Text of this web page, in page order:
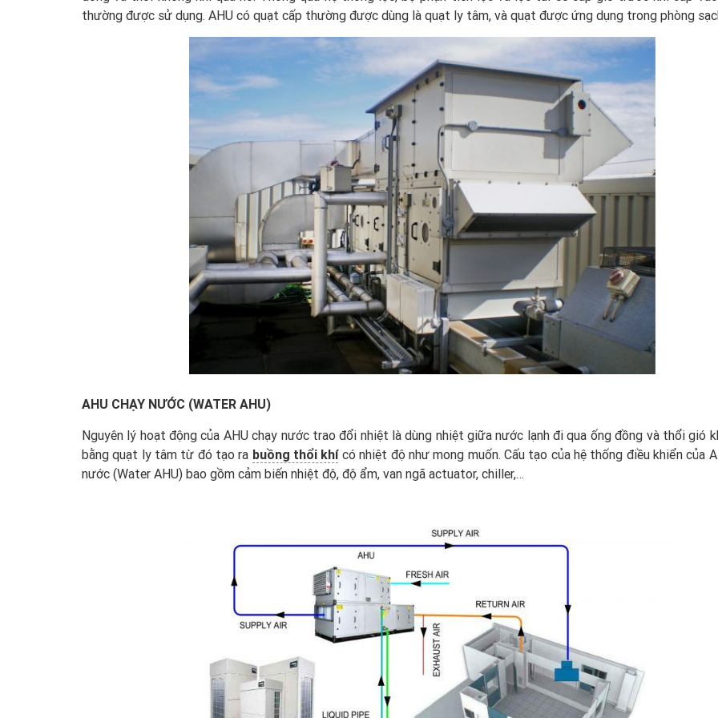
thường được sử dụng. AHU có quạt cấp thường được dùng là quạt ly tâm, và quạt được ứng dụng trong phòng
AHU CHẠY NƯỚC (WATER AHU)
Nguyên lý hoạt động của AHU chạy nước trao đổi nhiệt là dùng nhiệt giữa nước lạnh đi qua ống đồng và thổi gió
bằng quạt ly tâm từ đó tạo ra buồng thổi khícó nhiệt độ như mong muốn. Cấu tạo của hệ thống điều khiển của
nước (Water AHU) bao gồm cảm biến nhiệt độ, độ ẩm, van ngã actuator, chiller,…